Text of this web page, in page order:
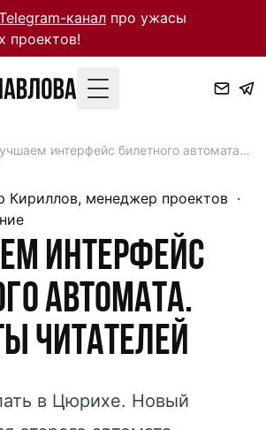
канал про ужасы
проектов!
Toggle Menu
Улучшаем интерфейс билетного автомата. Варианты читателей
Кириллов, менеджер проектов ·
интерфейс
автомата.
читателей
в Цюрихе. Новый